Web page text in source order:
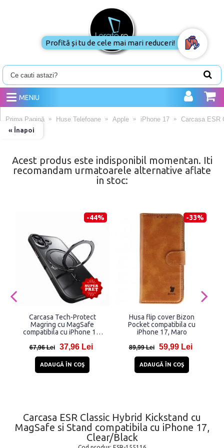
MENIU
« Înapoi
Prima Pagină Huse Telefoane Apple iPhone 17 Carcasa ESR
Acest produs este indisponibil momentan. Iti
recomandam urmatoarele alternative aflate
in stoc:
-44%
Carcasa Tech-Protect
Magring cu MagSafe
compatibila cu iPhone 17,
67,96 Lei 37,96 Lei
ADAUGĂ ÎN COŞ
-33%
Husa flip cover Bizon
Pocket compatibila cu
iPhone 17, Maro
89,99 Lei 59,99 Lei
ADAUGĂ ÎN COŞ
Carcasa ESR Classic Hybrid Kickstand cu
MagSafe si Stand compatibila cu iPhone 17,
Clear/Black
Profită și tu de cele mai mari reduceri!